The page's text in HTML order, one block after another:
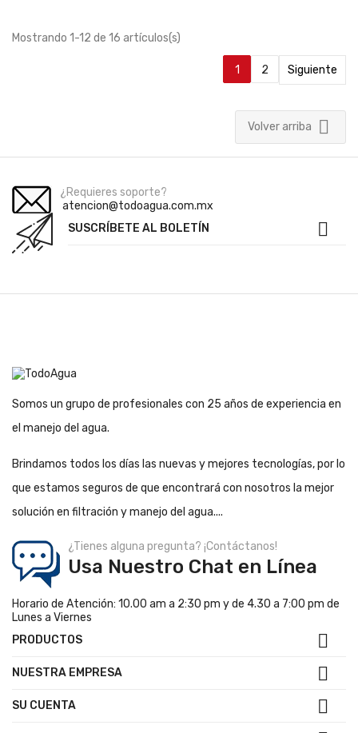
Mostrando 1-12 de 16 artículos(s)
1 2 Siguiente
Volver arriba 
¿Requieres soporte?
atencion@todoagua.com.mx
SUSCRÍBETE AL BOLETÍN

Somos un grupo de profesionales con 25 años de experiencia en
el manejo del agua.
Brindamos todos los días las nuevas y mejores tecnologías, por lo
que estamos seguros de que encontrará con nosotros la mejor
solución en filtración y manejo del agua....
¿Tienes alguna pregunta? ¡Contáctanos!
Usa Nuestro Chat en Línea
Horario de Atención: 10.00 am a 2:30 pm y de 4.30 a 7:00 pm de
Lunes a Viernes
PRODUCTOS

NUESTRA EMPRESA 
SU CUENTA 